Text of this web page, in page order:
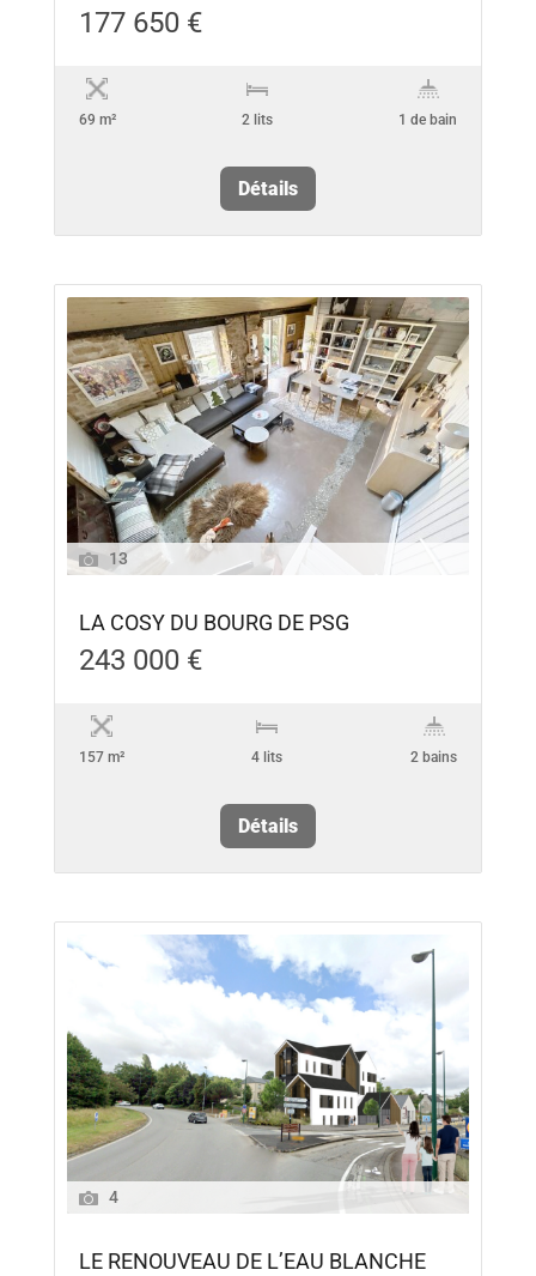
177 650 €
69 m² 2 lits 1 de bain
Détails
13
LA COSY DU BOURG DE PSG
243 000 €
157 m² 4 lits 2 bains
Détails
4
LE RENOUVEAU DE L’EAU BLANCHE